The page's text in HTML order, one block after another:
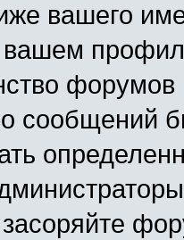
вашего
форумов
сообщений